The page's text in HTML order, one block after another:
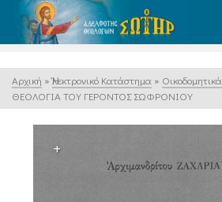
Αρχική » Ἠλεκτρονικό Κατάστημα » Οικοδομητικά
ΘΕΟΛΟΓΙΑ ΤΟΥ ΓΕΡΟΝΤΟΣ ΣΩΦΡΟΝΙΟΥ